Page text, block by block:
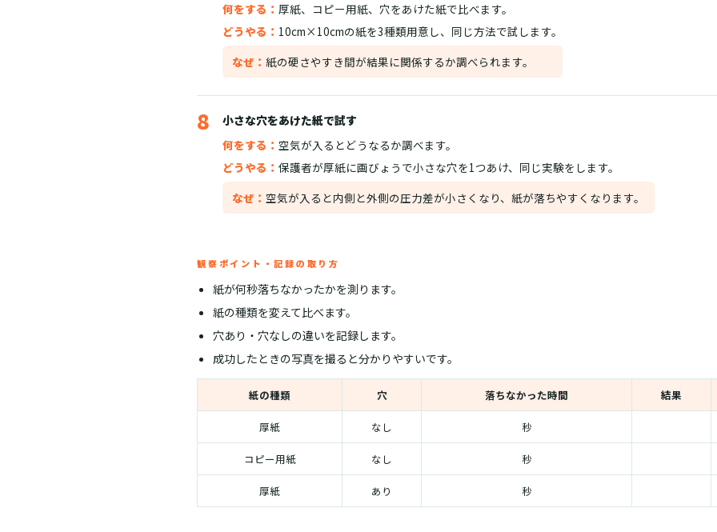
何をする： 厚紙、コピー用紙、穴をあけた紙で比べます。
どうやる： 10cm×10cmの紙を3種類用意し、同じ方法で試します。
なぜ： 紙の硬さやすき間が結果に関係するか調べられます。
8
小さな穴をあけた紙で試す
何をする： 空気が入るとどうなるか調べます。
どうやる： 保護者が厚紙に画びょうで小さな穴を1つあけ、同じ実験をします。
なぜ： 空気が入ると内側と外側の圧力差が小さくなり、紙が落ちやすくなります。
観察ポイント・記録の取り方
紙が何秒落ちなかったかを測ります。
紙の種類を変えて比べます。
穴あり・穴なしの違いを記録します。
成功したときの写真を撮ると分かりやすいです。
紙の種類 穴 落ちなかった時間 結果
厚紙 なし 秒
コピー用紙 なし 秒
厚紙 あり 秒